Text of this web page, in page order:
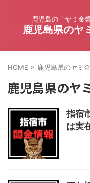
鹿児島の「ヤミ金
鹿児島県のヤ
HOME > 鹿児島県のヤミ
鹿児島県のヤ
指宿
は実